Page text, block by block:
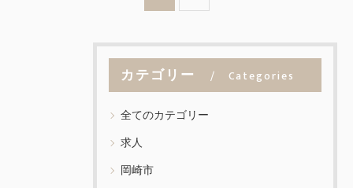
カテゴリー Categories
全てのカテゴリー
求人
岡崎市